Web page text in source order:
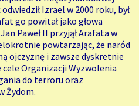
Izrael w 2000 roku, był
go powitał jako głowa
Paweł II przyjął Arafata w
powtarzając, że naród
ojczyznę i zawsze dyskretnie
Organizacji Wyzwolenia
do terroru oraz
Żydom.